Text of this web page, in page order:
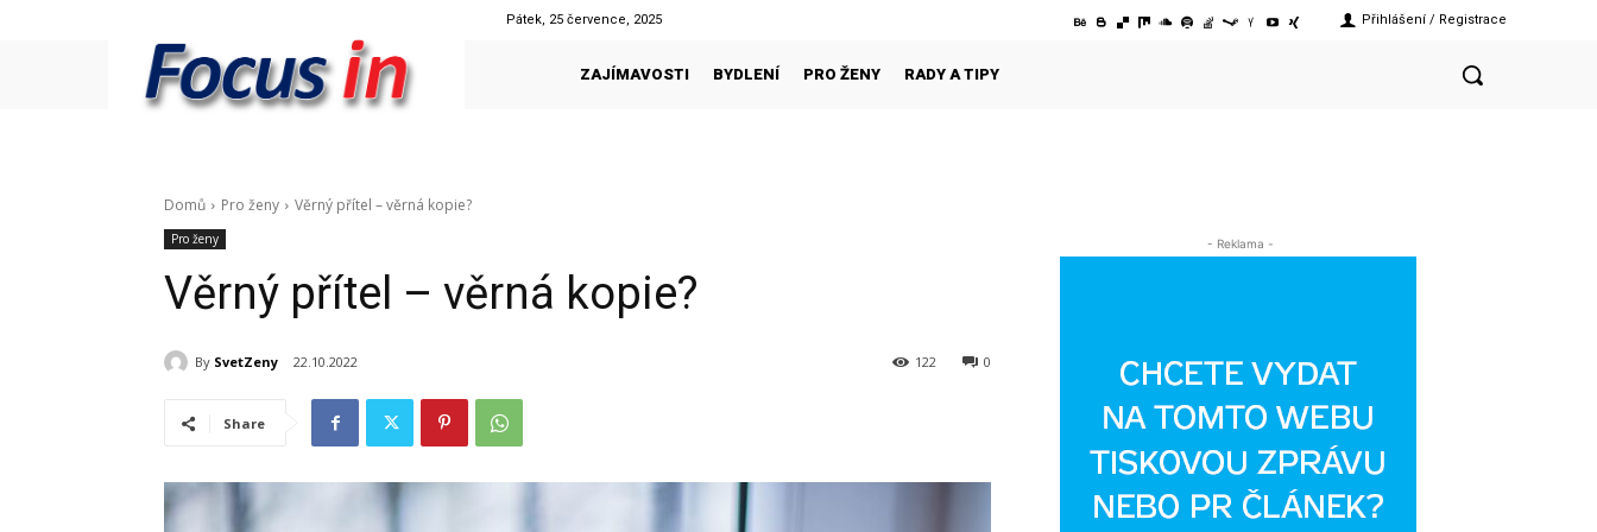
Pátek, 25 července, 2025 Přihlášení / Registrace
ZAJÍMAVOSTI BYDLENÍ PRO ŽENY RADY A TIPY
Domů Pro ženy Věrný přítel – věrná kopie?
Pro ženy
Věrný přítel – věrná kopie?
By SvetZeny 22.10.2022 0
122
Share
- Reklama -